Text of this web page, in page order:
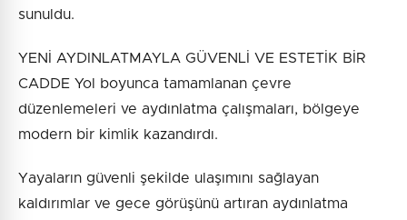
sunuldu.
YENİ AYDINLATMAYLA GÜVENLİ VE ESTETİK BİR
CADDE Yol boyunca tamamlanan çevre
düzenlemeleri ve aydınlatma çalışmaları, bölgeye
modern bir kimlik kazandırdı.
Yayaların güvenli şekilde ulaşımını sağlayan
kaldırımlar ve gece görüşünü artıran aydınlatma